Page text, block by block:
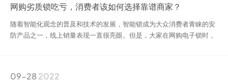
网购劣质锁吃亏，消费者该如何选择靠谱商家？
随着智能化观念的普及和技术的发展，智能锁成为大众消费者青睐的安
防产品之一，线上销量表现一直很亮眼。但是，大家在网购电子锁时，
09-28 2022